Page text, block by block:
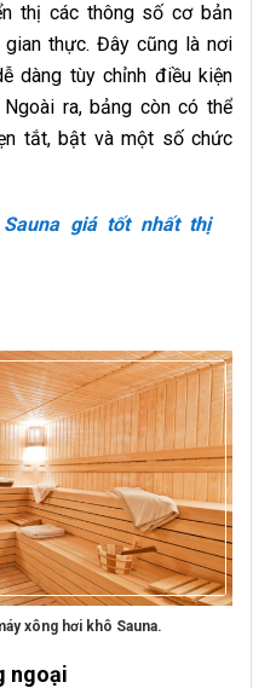
thị các thông số cơ bản
thực. Đây cũng là nơi
dàng tùy chỉnh điều kiện
ra, bảng còn có thể
tắt, bật và một số chức
giá tốt nhất thị
xông hơi khô Sauna.
ngoại